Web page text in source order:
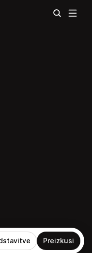
Preizkusi